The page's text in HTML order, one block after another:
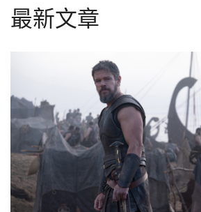
最新文章